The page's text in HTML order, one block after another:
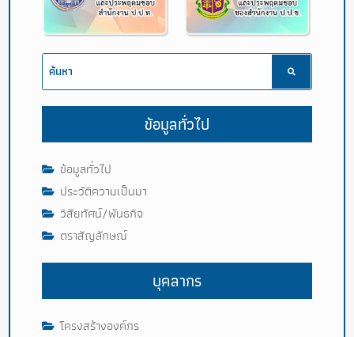
ข้อมูลทั่วไป
ข้อมูลทั่วไป
ประวัติความเป็นมา
วิสัยทัศน์/พันธกิจ
ตราสัญลักษณ์
บุคลากร
โครงสร้างองค์กร